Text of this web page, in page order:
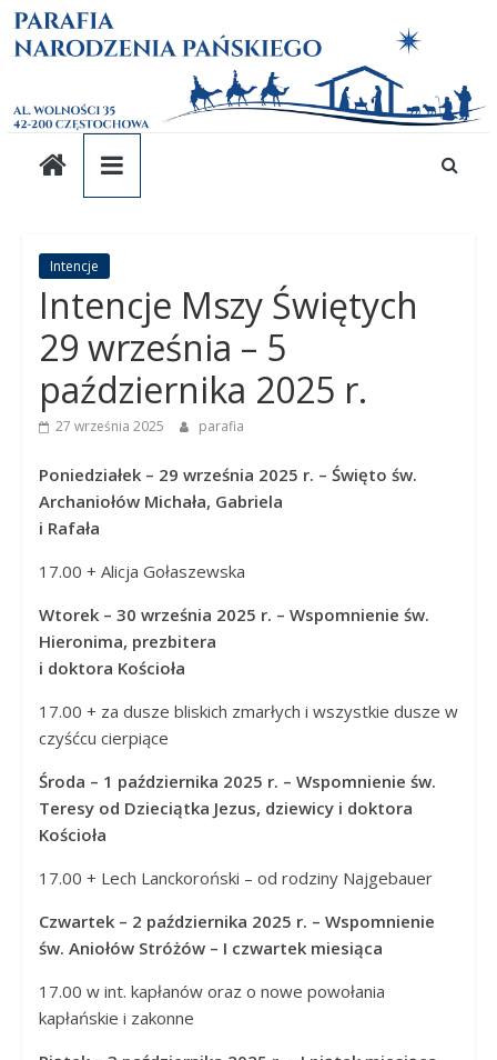
Skip
toParafia
pw.
Narodzenia
Parafia
pw.
Narodzenia
Pańskiego
Intencje
Intencje Mszy Świętych
29 września – 5
października 2025 r.
27 września 2025 parafia
Poniedziałek – 29 września 2025 r. – Święto św.
Archaniołów Michała, Gabriela
i Rafała
17.00 + Alicja Gołaszewska
Wtorek – 30 września 2025 r. – Wspomnienie św.
Hieronima, prezbitera
i doktora Kościoła
17.00 + za dusze bliskich zmarłych i wszystkie dusze w
czyśćcu cierpiące
Środa – 1 października 2025 r. – Wspomnienie św.
Teresy od Dzieciątka Jezus, dziewicy i doktora
Kościoła
17.00 + Lech Lanckoroński – od rodziny Najgebauer
Czwartek – 2 października 2025 r. – Wspomnienie
św. Aniołów Stróżów – I czwartek miesiąca
17.00 w int. kapłanów oraz o nowe powołania
kapłańskie i zakonne